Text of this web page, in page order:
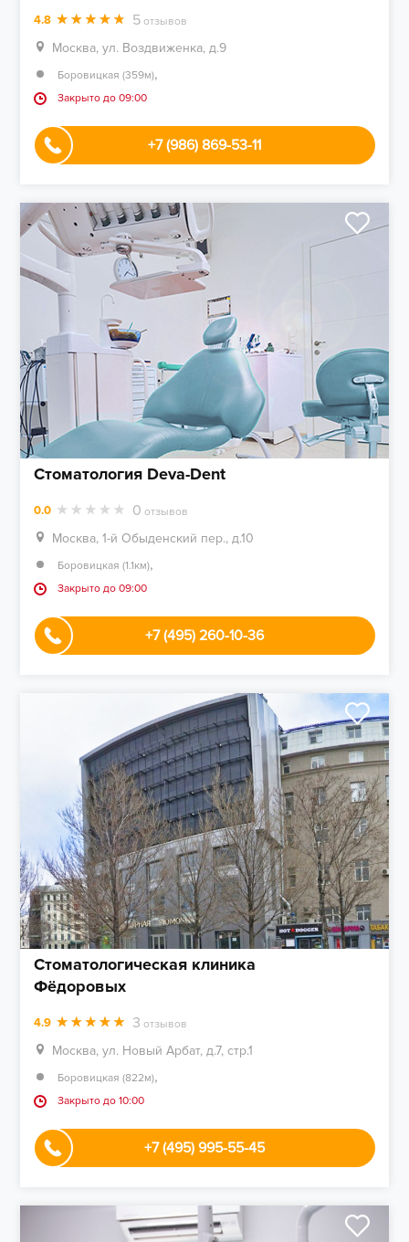
4.8 5 отзывов
Москва, ул. Воздвиженка, д.9
Боровицкая (359м),
Закрыто до 09:00
+7 (986) 869-53-11
Стоматология Deva-Dent
0.0 0 отзывов
Москва, 1-й Обыденский пер., д.10
Боровицкая (1.1км),
Закрыто до 09:00
+7 (495) 260-10-36
Стоматологическая клиника
Фёдоровых
4.9 3 отзывов
Москва, ул. Новый Арбат, д.7, стр.1
Боровицкая (822м),
Закрыто до 10:00
+7 (495) 995-55-45